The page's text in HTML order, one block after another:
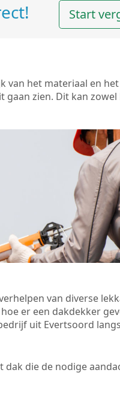
Start
van het materiaal en
gaan zien. Dit kan zowel
van diverse
er een dakdekker
uit Evertsoord
dak die de nodige